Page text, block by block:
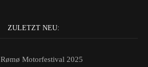
ZULETZT NEU:
Rømø Motorfestival 2025